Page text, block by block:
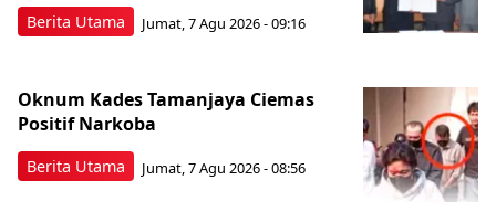
Berita Utama Jumat, 7 Agu 2026 - 09:16
Berita Utama
Oknum Kades Tamanjaya Ciemas
Positif Narkoba
Jumat, 7 Agu 2026 - 08:56